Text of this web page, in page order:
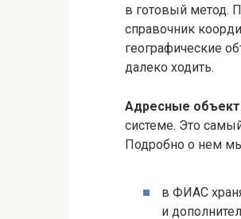
в готовый метод.
справочник
географические
далеко ходить.
Адресные
системе. Это
Подробно о нем
в ФИАС
и